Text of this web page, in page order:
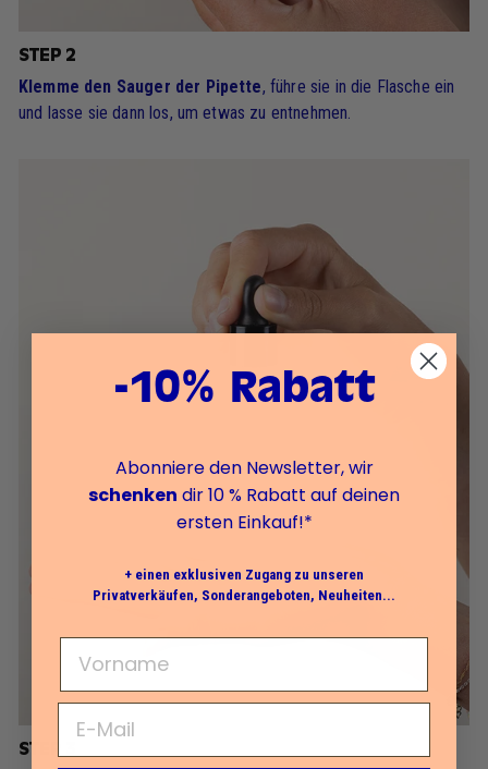
STEP 2
Klemme den Sauger der Pipette, führe sie in die Flasche ein
und lasse sie dann los, um etwas zu entnehmen.
STEP 3
-10% Rabatt
Abonniere den Newsletter, wir
schenken dir 10 % Rabatt auf deinen
ersten Einkauf!*
+ einen exklusiven Zugang zu unseren
Privatverkäufen, Sonderangeboten, Neuheiten...